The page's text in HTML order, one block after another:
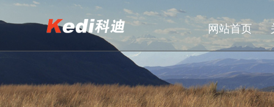
网站首页